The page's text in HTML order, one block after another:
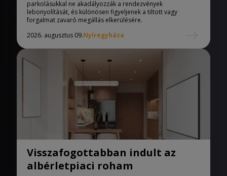
parkolásukkal ne akadályozzák a rendezvények
lebonyolítását, és különösen figyeljenek a tiltott vagy
forgalmat zavaró megállás elkerülésére.
2026. augusztus 09.Nyíregyháza
Visszafogottabban indult az
albérletpiaci roham